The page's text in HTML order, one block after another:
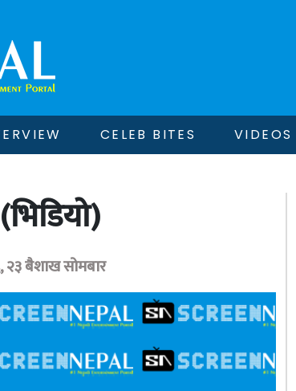
CELEB BITES VIDEOS
२३ बैशाख सोमबार